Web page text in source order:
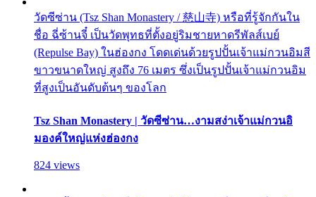
วัดซีซ่าน (Tsz Shan Monastery / 慈山寺) หรือที่รู้จักกันใน
ชื่อ ฉี่ซ้านจี๋ เป็นวัดพุทธที่ตั้งอยู่ริมชายหาดรีพัลส์เบย์
(Repulse Bay) ในฮ่องกง โดดเด่นด้วยรูปปั้นเจ้าแม่กวนอิมสี
ขาวขนาดใหญ่ สูงถึง 76 เมตร ซึ่งเป็นรูปปั้นเจ้าแม่กวนอิม
ที่สูงเป็นอันดับต้นๆ ของโลก
Tsz Shan Monastery | วัดซีซ่าน…งามสง่าเจ้าแม่กวนอิ
มองค์ใหญ่แห่งฮ่องกง
824 views